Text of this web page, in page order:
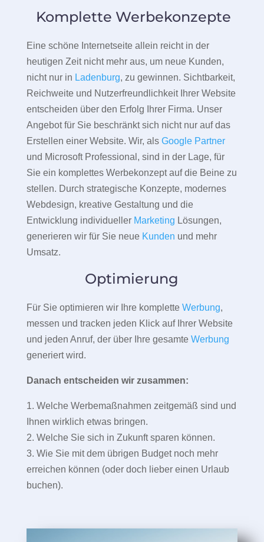
Komplette Werbekonzepte
Eine schöne Internetseite allein reicht in der
heutigen Zeit nicht mehr aus, um neue Kunden,
nicht nur in Ladenburg, zu gewinnen. Sichtbarkeit,
Reichweite und Nutzerfreundlichkeit Ihrer Website
entscheiden über den Erfolg Ihrer Firma. Unser
Angebot für Sie beschränkt sich nicht nur auf das
Erstellen einer Website. Wir, als Google Partner
und Microsoft Professional, sind in der Lage, für
Sie ein komplettes Werbekonzept auf die Beine zu
stellen. Durch strategische Konzepte, modernes
Webdesign, kreative Gestaltung und die
Entwicklung individueller Marketing Lösungen,
generieren wir für Sie neue Kunden und mehr
Umsatz.
Optimierung
Für Sie optimieren wir Ihre komplette Werbung,
messen und tracken jeden Klick auf Ihrer Website
und jeden Anruf, der über Ihre gesamte Werbung
generiert wird.
Danach entscheiden wir zusammen:
1. Welche Werbemaßnahmen zeitgemäß sind und
Ihnen wirklich etwas bringen.
2. Welche Sie sich in Zukunft sparen können.
3. Wie Sie mit dem übrigen Budget noch mehr
erreichen können (oder doch lieber einen Urlaub
buchen).